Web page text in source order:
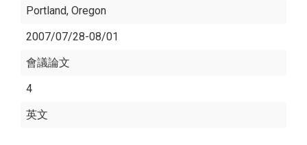
Portland, Oregon
2007/07/28-08/01
會議論文
4
英文